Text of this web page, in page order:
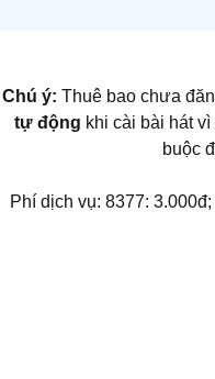
Chú ý: Thuê bao chưa
tự động khi cài bài hát
buộc
Phí dịch vụ: 8377: